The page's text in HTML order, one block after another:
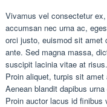
Vivamus vel consectetur
accumsan nec urna ac,
orci justo, euismod sit amet
ante. Sed magna massa,
suscipit lacinia vitae at
Proin aliquet, turpis sit
Aenean blandit dapibus
Proin auctor lacus id